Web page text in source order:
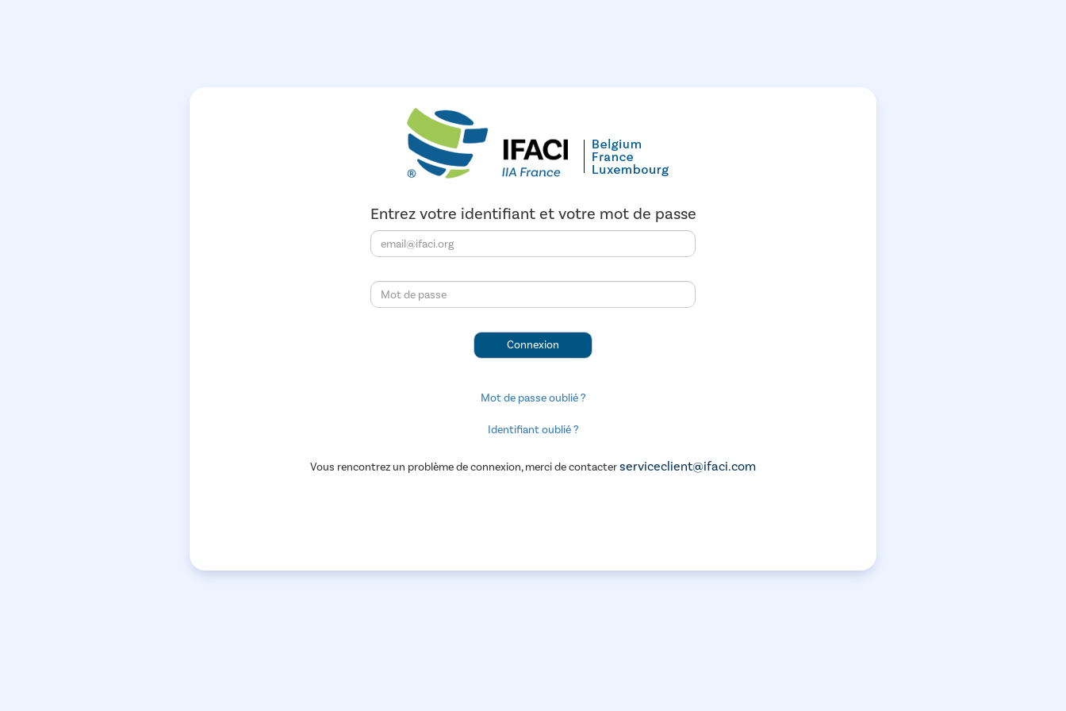
Entrez votre identifiant et votre mot de passe
Mot de passe oublié ?
Identifiant oublié ?
Vous rencontrez un problème de connexion, merci de contacterserviceclient@ifaci.com